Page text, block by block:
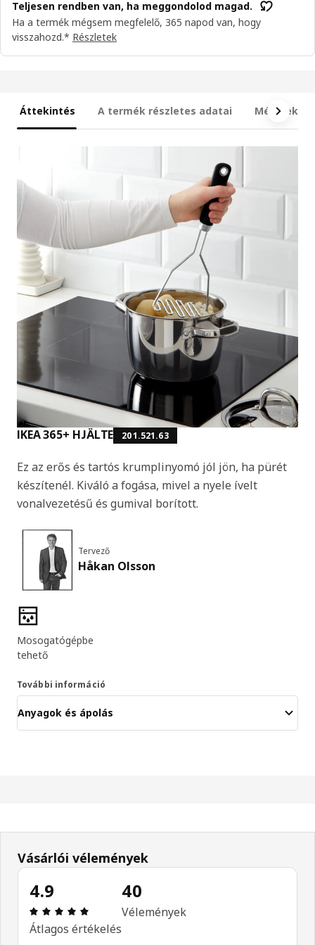
Teljesen rendben van, ha meggondolod magad.
Ha a termék mégsem megfelelő, 365 napod van, hogy
visszahozd.* Részletek
Áttekintés A termék részletes adatai Méretek
IKEA 365+ HJÄLTE 201.521.63
Ez az erős és tartós krumplinyomó jól jön, ha pürét
készítenél. Kiváló a fogása, mivel a nyele ívelt
vonalvezetésű és gumival borított.
Tervező
Håkan Olsson
Termékjellemzők
Mosogatógépbe
tehető
További információ
Anyagok és ápolás
Vásárlói vélemények
4.9
Értékelés: 4.9 / 5 csillagok. Összes vélemény: 40
Átlagos értékelés
40
Vélemények